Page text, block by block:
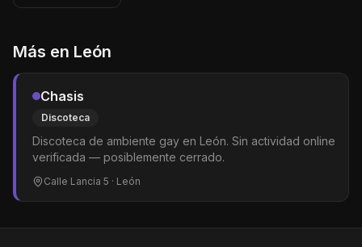
Más en León
Chasis
Discoteca
Discoteca de ambiente gay en León. Sin actividad online
verificada — posiblemente cerrado.
Calle Lancia 5 · León